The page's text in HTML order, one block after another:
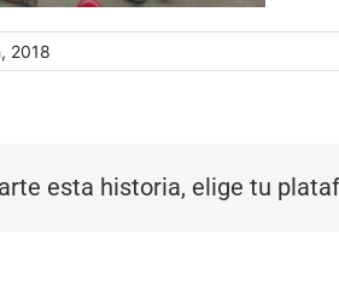
2018
esta historia, elige tu